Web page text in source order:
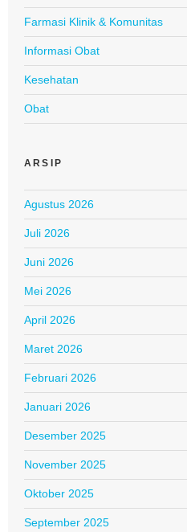
Farmasi Klinik & Komunitas
Informasi Obat
Kesehatan
Obat
ARSIP
Agustus 2026
Juli 2026
Juni 2026
Mei 2026
April 2026
Maret 2026
Februari 2026
Januari 2026
Desember 2025
November 2025
Oktober 2025
September 2025